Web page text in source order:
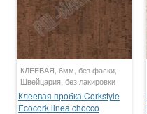
КЛЕЕВАЯ, 6мм, без фаски,
Швейцария, без лакировки
Клеевая пробка Corkstyle
Ecocork linea chocco